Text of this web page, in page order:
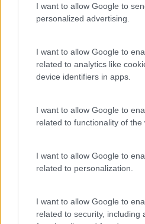
I want to allow Google to
personalized advertising.
I want to allow Google to
related to analytics like
device identifiers in apps.
I want to allow Google to
related to functionality of the
I want to allow Google to
related to personalization.
I want to allow Google to
related to security, including
do piloto
“Formação
meter a mão
Raquel Rebelo,
sobre a
Verão